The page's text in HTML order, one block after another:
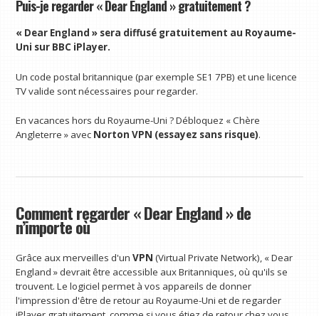
Puis-je regarder « Dear England » gratuitement ?
« Dear England » sera diffusé gratuitement au Royaume-
Uni sur BBC iPlayer.
Un code postal britannique (par exemple SE1 7PB) et une licence
TV valide sont nécessaires pour regarder.
En vacances hors du Royaume-Uni ? Débloquez « Chère
Angleterre » avec Norton VPN (essayez sans risque).
Comment regarder « Dear England » de
n’importe où
Grâce aux merveilles d'un VPN (Virtual Private Network), « Dear
England » devrait être accessible aux Britanniques, où qu'ils se
trouvent. Le logiciel permet à vos appareils de donner
l'impression d'être de retour au Royaume-Uni et de regarder